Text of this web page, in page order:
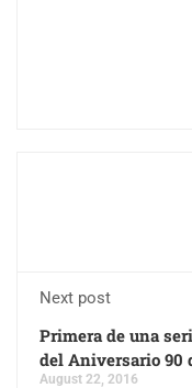
Next post
Primera de una
del Aniversario 90
August 22, 2016